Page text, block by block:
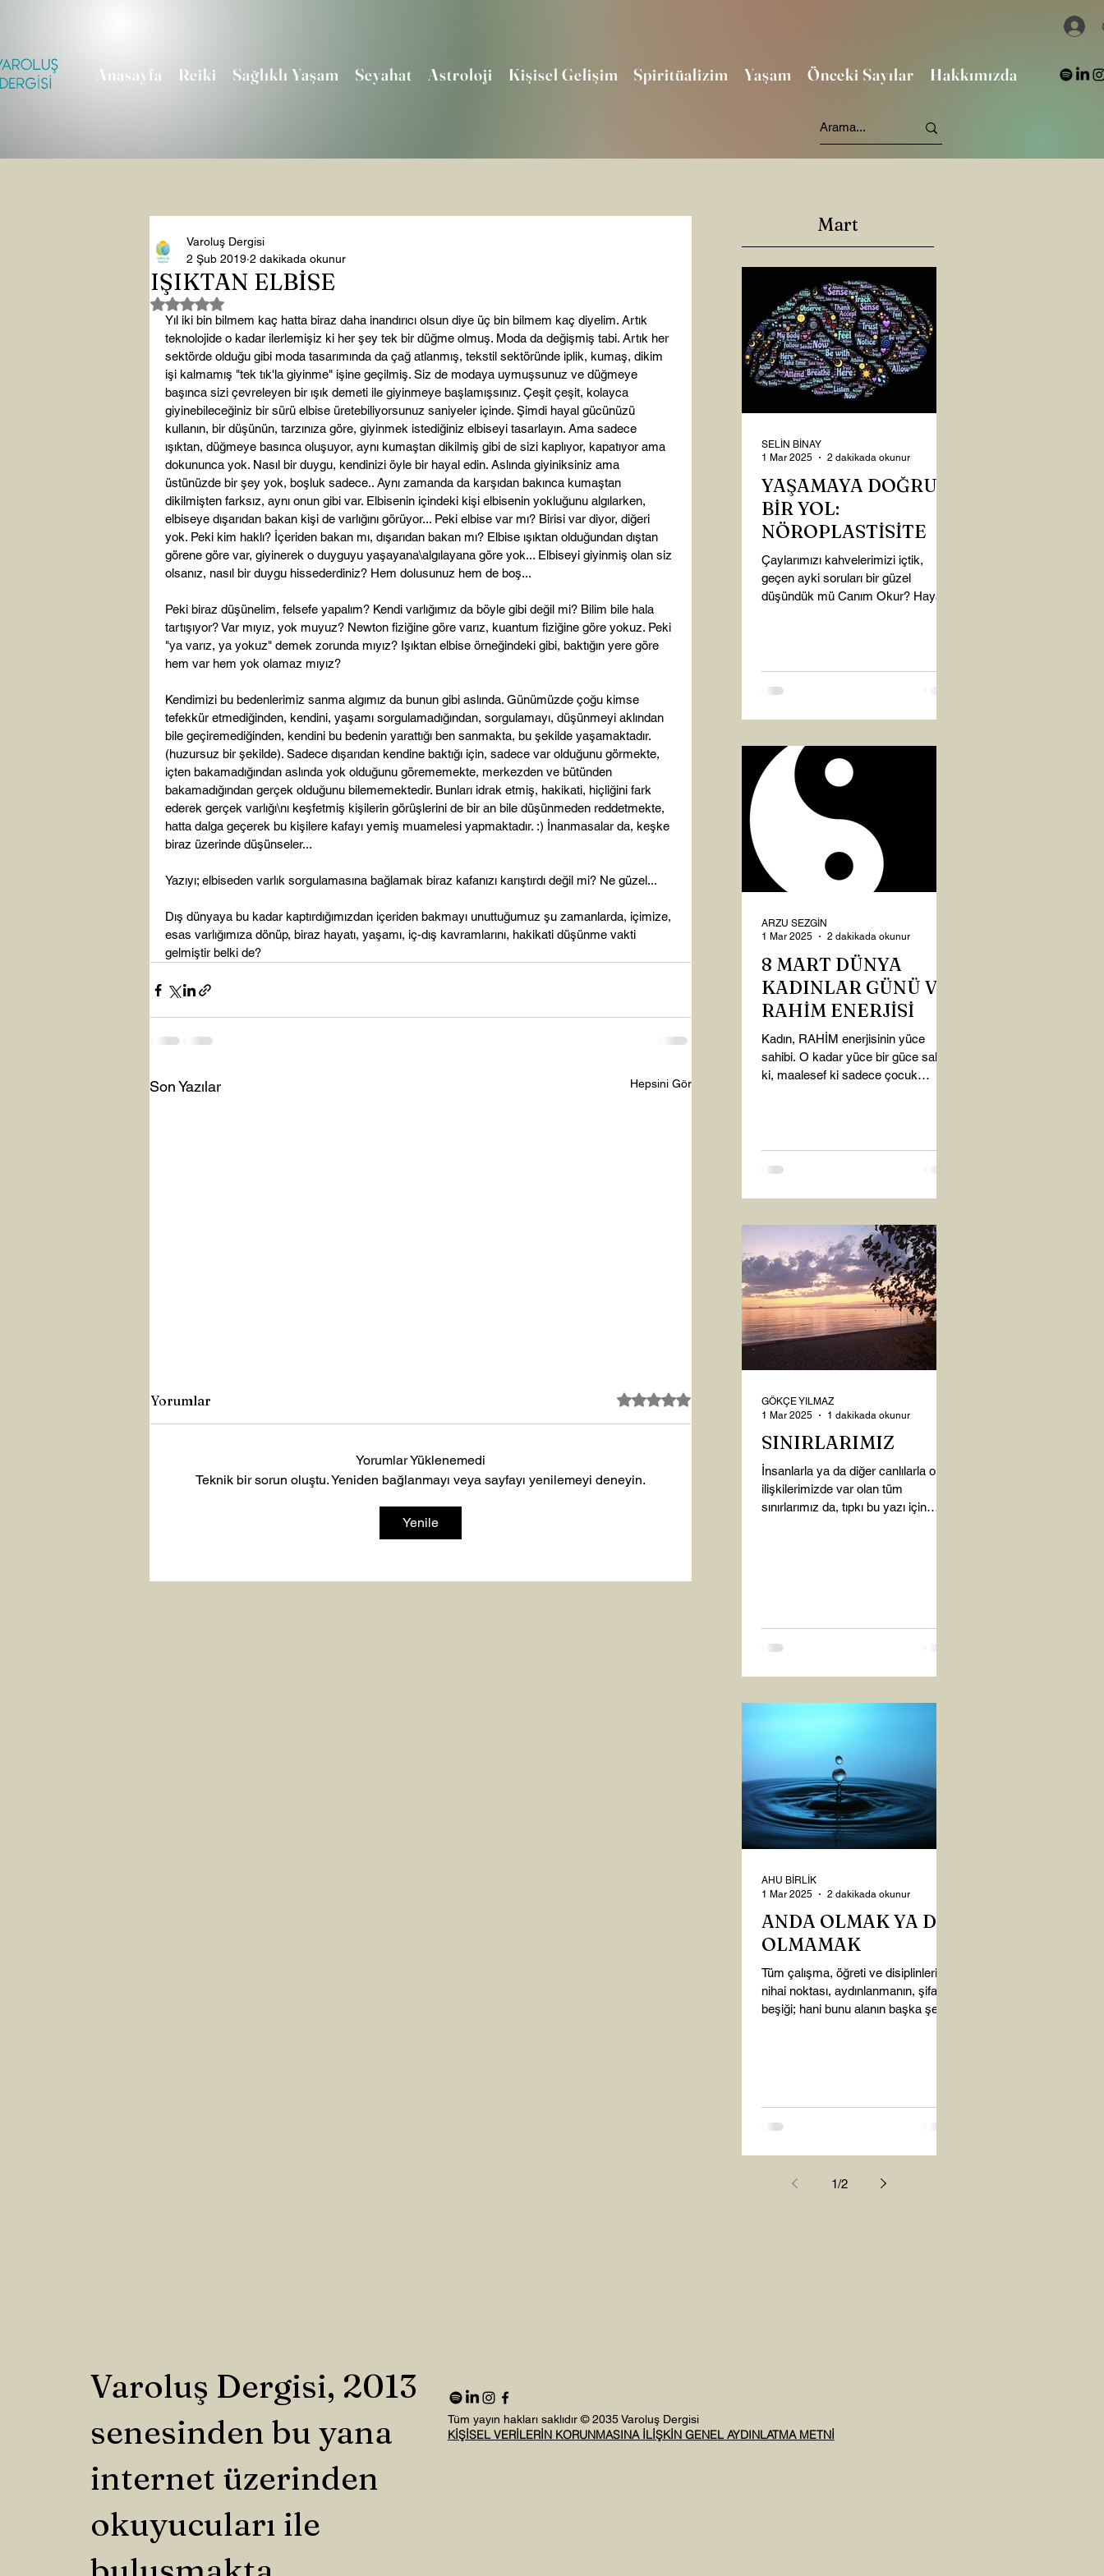
Anasayfa Reiki Sağlıklı Yaşam Seyahat Astroloji Kişisel Gelişim Spiritüalizim Yaşam Önceki Sayılar Hakkımızda
IŞIKTAN ELBİSE
Varoluş Dergisi
2 Şub 2019 2 dakikada okunur
5 üzerinden NaN yıldız
Yıl iki bin bilmem kaç hatta biraz daha inandırıcı olsun diye üç bin bilmem kaç diyelim. Artık
teknolojide o kadar ilerlemişiz ki her şey tek bir düğme olmuş. Moda da değişmiş tabi. Artık her
sektörde olduğu gibi moda tasarımında da çağ atlanmış, tekstil sektöründe iplik, kumaş, dikim
işi kalmamış "tek tık'la giyinme" işine geçilmiş. Siz de modaya uymuşsunuz ve düğmeye
başınca sizi çevreleyen bir ışık demeti ile giyinmeye başlamışsınız. Çeşit çeşit, kolayca
giyinebileceğiniz bir sürü elbise üretebiliyorsunuz saniyeler içinde. Şimdi hayal gücünüzü
kullanın, bir düşünün, tarzınıza göre, giyinmek istediğiniz elbiseyi tasarlayın. Ama sadece
ışıktan, düğmeye basınca oluşuyor, aynı kumaştan dikilmiş gibi de sizi kaplıyor, kapatıyor ama
dokununca yok. Nasıl bir duygu, kendinizi öyle bir hayal edin. Aslında giyiniksiniz ama
üstünüzde bir şey yok, boşluk sadece.. Aynı zamanda da karşıdan bakınca kumaştan
dikilmişten farksız, aynı onun gibi var. Elbisenin içindeki kişi elbisenin yokluğunu algılarken,
elbiseye dışarıdan bakan kişi de varlığını görüyor... Peki elbise var mı? Birisi var diyor, diğeri
yok. Peki kim haklı? İçeriden bakan mı, dışarıdan bakan mı? Elbise ışıktan olduğundan dıştan
görene göre var, giyinerek o duyguyu yaşayana\algılayana göre yok... Elbiseyi giyinmiş olan siz
olsanız, nasıl bir duygu hissederdiniz? Hem dolusunuz hem de boş...
Peki biraz düşünelim, felsefe yapalım? Kendi varlığımız da böyle gibi değil mi? Bilim bile hala
tartışıyor? Var mıyız, yok muyuz? Newton fiziğine göre varız, kuantum fiziğine göre yokuz. Peki
"ya varız, ya yokuz" demek zorunda mıyız? Işıktan elbise örneğindeki gibi, baktığın yere göre
hem var hem yok olamaz mıyız?
Kendimizi bu bedenlerimiz sanma algımız da bunun gibi aslında. Günümüzde çoğu kimse
tefekkür etmediğinden, kendini, yaşamı sorgulamadığından, sorgulamayı, düşünmeyi aklından
bile geçiremediğinden, kendini bu bedenin yarattığı ben sanmakta, bu şekilde yaşamaktadır.
(huzursuz bir şekilde). Sadece dışarıdan kendine baktığı için, sadece var olduğunu görmekte,
içten bakamadığından aslında yok olduğunu görememekte, merkezden ve bütünden
bakamadığından gerçek olduğunu bilememektedir. Bunları idrak etmiş, hakikati, hiçliğini fark
ederek gerçek varlığı\nı keşfetmiş kişilerin görüşlerini de bir an bile düşünmeden reddetmekte,
hatta dalga geçerek bu kişilere kafayı yemiş muamelesi yapmaktadır. :) İnanmasalar da, keşke
biraz üzerinde düşünseler...
Yazıyı; elbiseden varlık sorgulamasına bağlamak biraz kafanızı karıştırdı değil mi? Ne güzel...
Dış dünyaya bu kadar kaptırdığımızdan içeriden bakmayı unuttuğumuz şu zamanlarda, içimize,
esas varlığımıza dönüp, biraz hayatı, yaşamı, iç-dış kavramlarını, hakikati düşünme vakti
gelmiştir belki de?
Son Yazılar Hepsini Gör
Yeni Yıla Merhaba
Yorumlar 5 üzerinden 0 yıldız
Yorumlar Yüklenemedi
Teknik bir sorun oluştu. Yeniden bağlanmayı veya sayfayı yenilemeyi deneyin.
Yenile
Mart
YAŞAMAYA DOĞRU
BİR YOL:
NÖROPLASTİSİTE
Çaylarımızı kahvelerimizi içtik,
geçen ayki soruları bir güzel
düşündük mü Canım Okur? Hayatta
SELİN BİNAY
1 Mar 2025
2 dakikada okunur
8 MART DÜNYA
KADINLAR GÜNÜ VE
RAHİM ENERJİSİ
Kadın, RAHİM enerjisinin yüce
sahibi. O kadar yüce bir güce sahip
ki, maalesef ki sadece çocuk
ARZU SEZGİN
1 Mar 2025
2 dakikada okunur
SINIRLARIMIZ
İnsanlarla ya da diğer canlılarla olan
ilişkilerimizde var olan tüm
sınırlarımız da, tıpkı bu yazı için
GÖKÇE YILMAZ
1 Mar 2025
1 dakikada okunur
ANDA OLMAK YA DA
OLMAMAK
Tüm çalışma, öğreti ve disiplinlerin
nihai noktası, aydınlanmanın, şifanın
beşiği; hani bunu alanın başka şey
AHU BİRLİK
1 Mar 2025
2 dakikada okunur
1/2
Varoluş Dergisi, 2013
senesinden bu yana
internet üzerinden
okuyucuları ile
Tüm yayın hakları saklıdır © 2035 Varoluş Dergisi
KİŞİSEL VERİLERİN KORUNMASINA İLİŞKİN GENEL AYDINLATMA METNİ